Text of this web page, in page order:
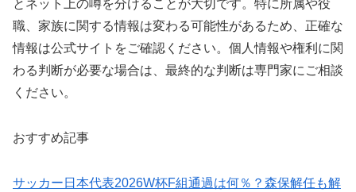
とネット上の噂を分けることが大切です。特に所属や役
職、家族に関する情報は変わる可能性があるため、正確な
情報は公式サイトをご確認ください。個人情報や権利に関
わる判断が必要な場合は、最終的な判断は専門家にご相談
ください。
おすすめ記事
サッカー日本代表2026W杯F組通過は何％？森保解任も解